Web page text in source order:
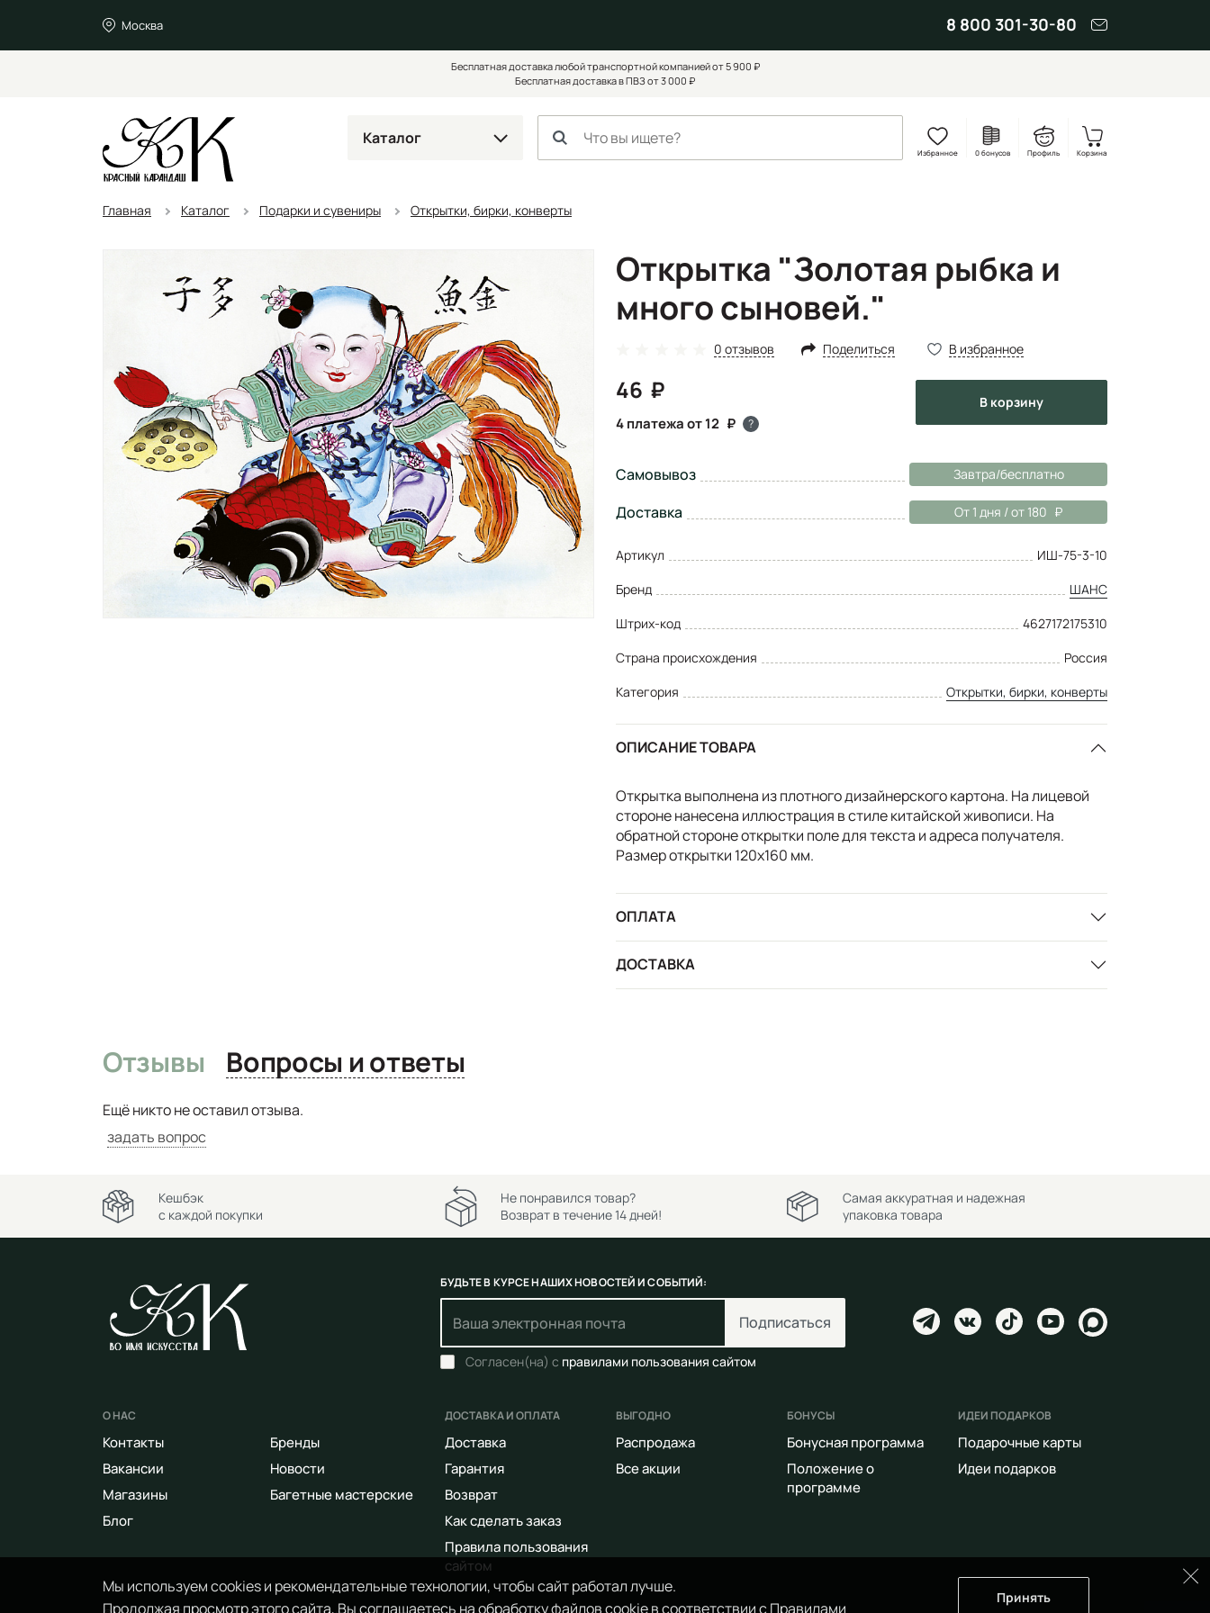
Москва 8 800 301-30-80
Бесплатная доставка любой транспортной компанией от 5 900 ₽
Бесплатная доставка в ПВЗ от 3 000 ₽
Каталог
Избранное 0 бонусов Профиль Корзина
Главная Каталог Подарки и сувениры Открытки, бирки, конверты
Открытка "Золотая рыбка и
много сыновей."
0 отзывов Поделиться В избранное
46
4 платежа от 12 ?
в корзину
Самовывоз Завтра/бесплатно
Доставка От 1 дня / от 180
Артикул
ИШ-75-3-10
Бренд
ШАНС
Штрих-код
4627172175310
Страна происхождения
Россия
Категория
Открытки, бирки, конверты
ОПИСАНИЕ ТОВАРА
Открытка выполнена из плотного дизайнерского картона. На лицевой
стороне нанесена иллюстрация в стиле китайской живописи. На
обратной стороне открытки поле для текста и адреса получателя.
Размер открытки 120х160 мм.
ОПЛАТА
ДОСТАВКА
Отзывы Вопросы и ответы
Ещё никто не оставил отзыва.
задать вопрос
Мы используем cookies и рекомендательные технологии, чтобы сайт работал лучше.
Продолжая просмотр этого сайта, Вы соглашаетесь на обработку файлов cookie в соответствии сПравилами
Принять
Кешбэк
с каждой покупки
Не понравился товар?
Возврат в течение 14 дней!
Самая аккуратная и надежная
упаковка товара
БУДЬТЕ В КУРСЕ НАШИХ НОВОСТЕЙ И СОБЫТИЙ:
Подписаться
Согласен(на) с правилами пользования сайтом
О НАС
Контакты
Вакансии
Магазины
Блог
Бренды
Новости
Багетные мастерские
ДОСТАВКА И ОПЛАТА
Доставка
Гарантия
Возврат
Как сделать заказ
Правила пользования
сайтом
ВЫГОДНО
Распродажа
Все акции
БОНУСЫ
Бонусная программа
Положение о
программе
ИДЕИ ПОДАРКОВ
Подарочные карты
Идеи подарков